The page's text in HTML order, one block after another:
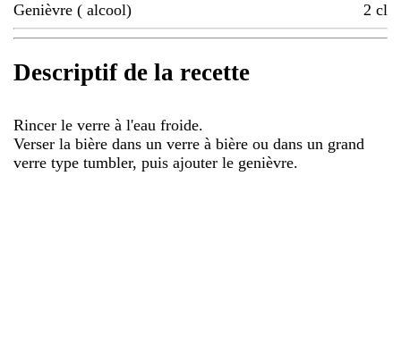
Genièvre ( alcool) 2 cl
Descriptif de la recette
Rincer le verre à l'eau froide.
Verser la bière dans un verre à bière ou dans un grand
verre type tumbler, puis ajouter le genièvre.